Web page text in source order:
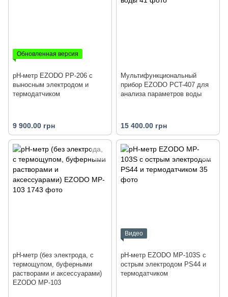
Обновленная версия
рН-метр EZODO PP-206 с
выносным электродом и
термодатчиком
9 900.00 грн
Мультифункциональный
прибор EZODO PCT-407 для
анализа параметров воды
15 400.00 грн
рН-метр (без электрода, с
термощупом, буферными
растворами и аксессуарами)
EZODO MP-103
Видео
рН-метр EZODO MP-103S с
острым электродом PS44 и
термодатчиком